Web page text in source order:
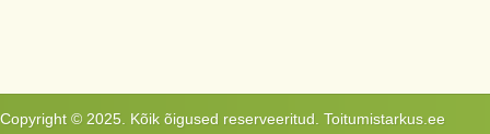
Copyright © 2025. Kõik õigused reserveeritud. Toitumistarkus.ee